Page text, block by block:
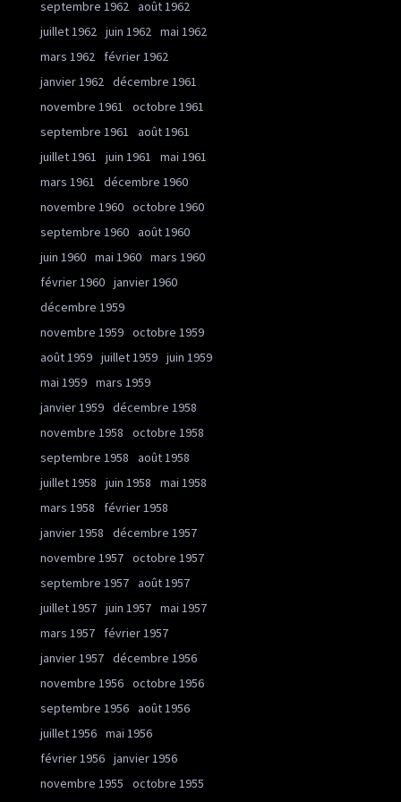
septembre 1962 août 1962
juillet 1962 juin 1962 mai 1962
mars 1962
février 1962
janvier 1962 décembre 1961
novembre 1961
octobre 1961
septembre 1961
août 1961
juillet 1961
juin 1961
mai 1961
mars 1961
décembre 1960
novembre 1960 octobre 1960
septembre 1960 août 1960
juin 1960 mai 1960 mars 1960
février 1960 janvier 1960
décembre 1959
novembre 1959 octobre 1959
août 1959 juillet 1959 juin 1959
mai 1959 mars 1959
janvier 1959 décembre 1958
novembre 1958
octobre 1958
septembre 1958
août 1958
juillet 1958
juin 1958
mai 1958
mars 1958
février 1958
janvier 1958
décembre 1957
novembre 1957 octobre 1957
septembre 1957 août 1957
juillet 1957 juin 1957 mai 1957
mars 1957
février 1957
janvier 1957 décembre 1956
novembre 1956 octobre 1956
septembre 1956 août 1956
juillet 1956 mai 1956
février 1956 janvier 1956
novembre 1955
octobre 1955